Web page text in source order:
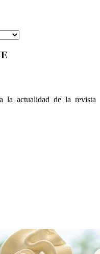
la actualidad de la revista